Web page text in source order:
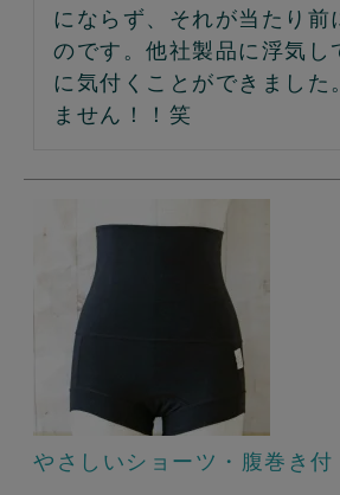
にならず、それが当たり前
のです。他社製品に浮気し
に気付くことができました
ません！！笑
やさしいショーツ・腹巻き付